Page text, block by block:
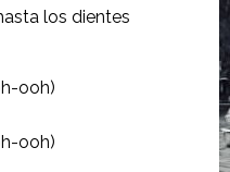
los dientes
ooh)
ooh)